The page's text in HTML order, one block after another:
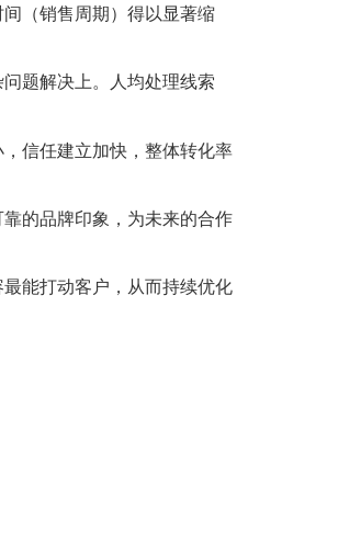
（销售周期）得以显著缩
题解决上。人均处理线索
信任建立加快，整体转化率
的品牌印象，为未来的合作
能打动客户，从而持续优化